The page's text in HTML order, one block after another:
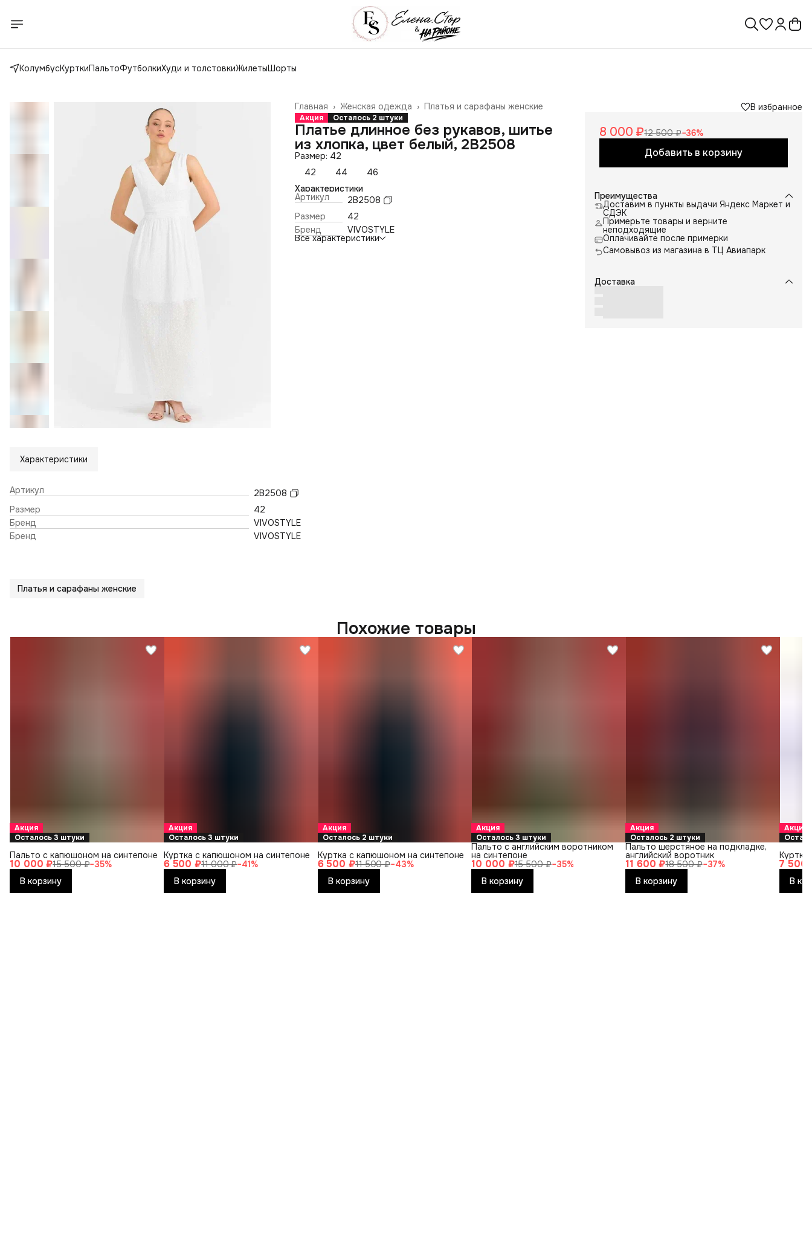
КолумбусКурткиПальтоФутболкиХуди и толстовкиЖилетыШорты
Платья и сарафаны женские
Женская одежда ›
Главная ›
Акция Осталось 2 штуки
Платье длинное без рукавов, шитье
из хлопка, цвет белый, 2В2508
Размер: 42
42
44
46
Характеристики
Артикул
2В2508
Размер
42
Бренд
VIVOSTYLE
Все характеристики
В избранное
8 000 ₽12 500 ₽−36%
Добавить в корзину
Преимущества
Доставим в пункты выдачи Яндекс Маркет и
СДЭК
Примерьте товары и верните
неподходящие
Оплачивайте после примерки
Самовывоз из магазина в ТЦ Авиапарк
Доставка
Характеристики
Артикул
2В2508
Размер
42
Бренд
VIVOSTYLE
Бренд
VIVOSTYLE
Платья и сарафаны женские
Похожие товары
Акция
Осталось 3 штуки
10 000 ₽15 500 ₽−35%
Пальто с капюшоном на синтепоне
В корзину
Акция
Осталось 3 штуки
6 500 ₽11 000 ₽−41%
Куртка с капюшоном на синтепоне
В корзину
Акция
Осталось 2 штуки
6 500 ₽11 500 ₽−43%
Куртка с капюшоном на синтепоне
В корзину
Акция
Осталось 3 штуки
10 000 ₽15 500 ₽−35%
Пальто с английским воротником
на синтепоне
В корзину
Акция
Осталось 2 штуки
11 600 ₽18 500 ₽−37%
Пальто шерстяное на подкладке,
английский воротник
В корзину
Акция
7 500
В